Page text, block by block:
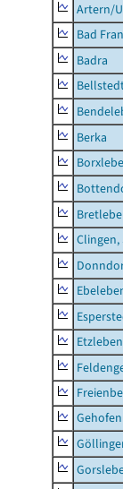
Artern/
Bad
Badra
Berka
Etzleben
Gehofen